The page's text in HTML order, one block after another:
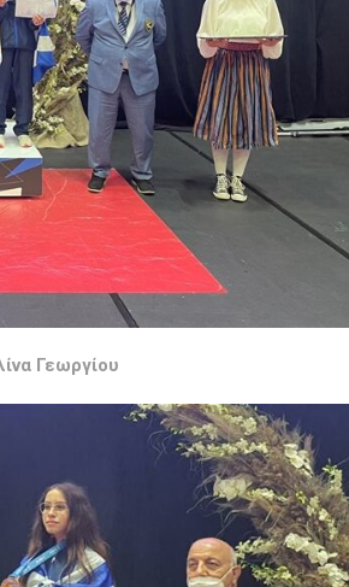
Γεωργίου